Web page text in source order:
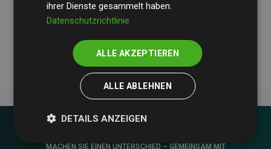
geschätzten CO₂-Emissionender teilnehmenden
Websites kompensieren – ein klarer Nachweis für die
messbare Klimawirkung unseres Ansatzes.
MACHEN SIE EINEN UNTERSCHIED – GEMEINSAM MIT
ihrer Dienste gesammelt haben.
Datenschutzrichtlinie
ALLE AKZEPTIEREN
ALLE ABLEHNEN
DETAILS ANZEIGEN